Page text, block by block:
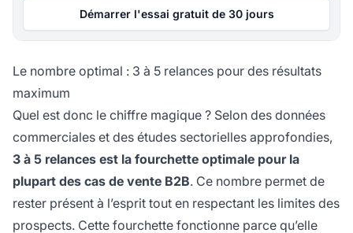
Démarrer l'essai gratuit de 30 jours
Le nombre optimal : 3 à 5 relances pour des résultats
maximum
Quel est donc le chiffre magique ? Selon des données
commerciales et des études sectorielles approfondies,
3 à 5 relances est la fourchette optimale pour la
plupart des cas de vente B2B. Ce nombre permet de
rester présent à l’esprit tout en respectant les limites des
prospects. Cette fourchette fonctionne parce qu’elle